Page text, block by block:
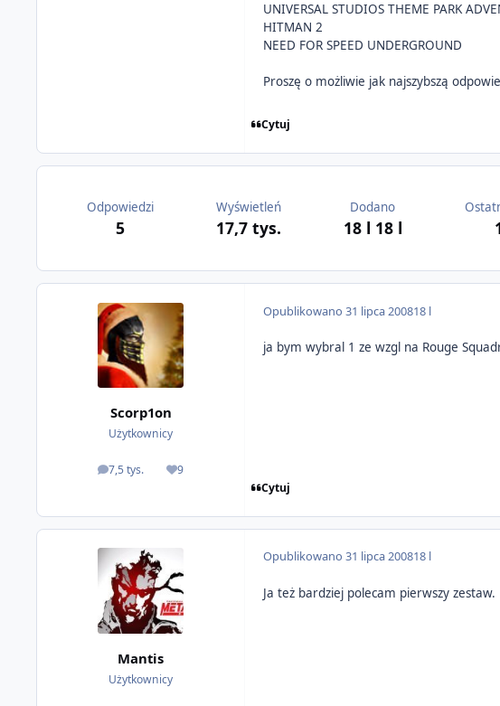
UNIVERSAL STUDIOS THEME PARK
HITMAN 2
NEED FOR SPEED UNDERGROUND
Proszę o możliwie jak najszybszą
Cytuj
Odpowiedzi
5
Wyświetleń
17,7 tys.
Dodano
18 l 18 l
Scorp1on
Użytkownicy
7,5 tys.
odpowiedzi9
Reputacja
Opublikowano31 lipca 200818 l
ja bym wybral 1 ze wzgl na Rouge
Cytuj
Mantis
Użytkownicy
Opublikowano31 lipca 200818 l
Ja też bardziej polecam pierwszy zestaw.